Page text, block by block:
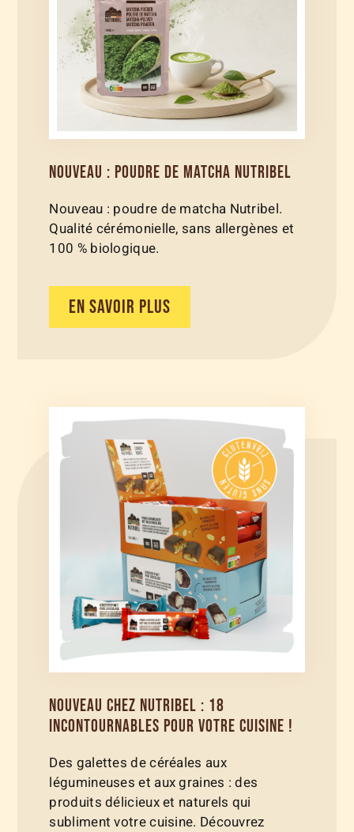
NOUVEAU : POUDRE DE MATCHA NUTRIBEL
Nouveau : poudre de matcha Nutribel.
Qualité cérémonielle, sans allergènes et
100 % biologique.
EN SAVOIR PLUS
NOUVEAU CHEZ NUTRIBEL : 18
INCONTOURNABLES POUR VOTRE CUISINE !
Des galettes de céréales aux
légumineuses et aux graines : des
produits délicieux et naturels qui
subliment votre cuisine. Découvrez